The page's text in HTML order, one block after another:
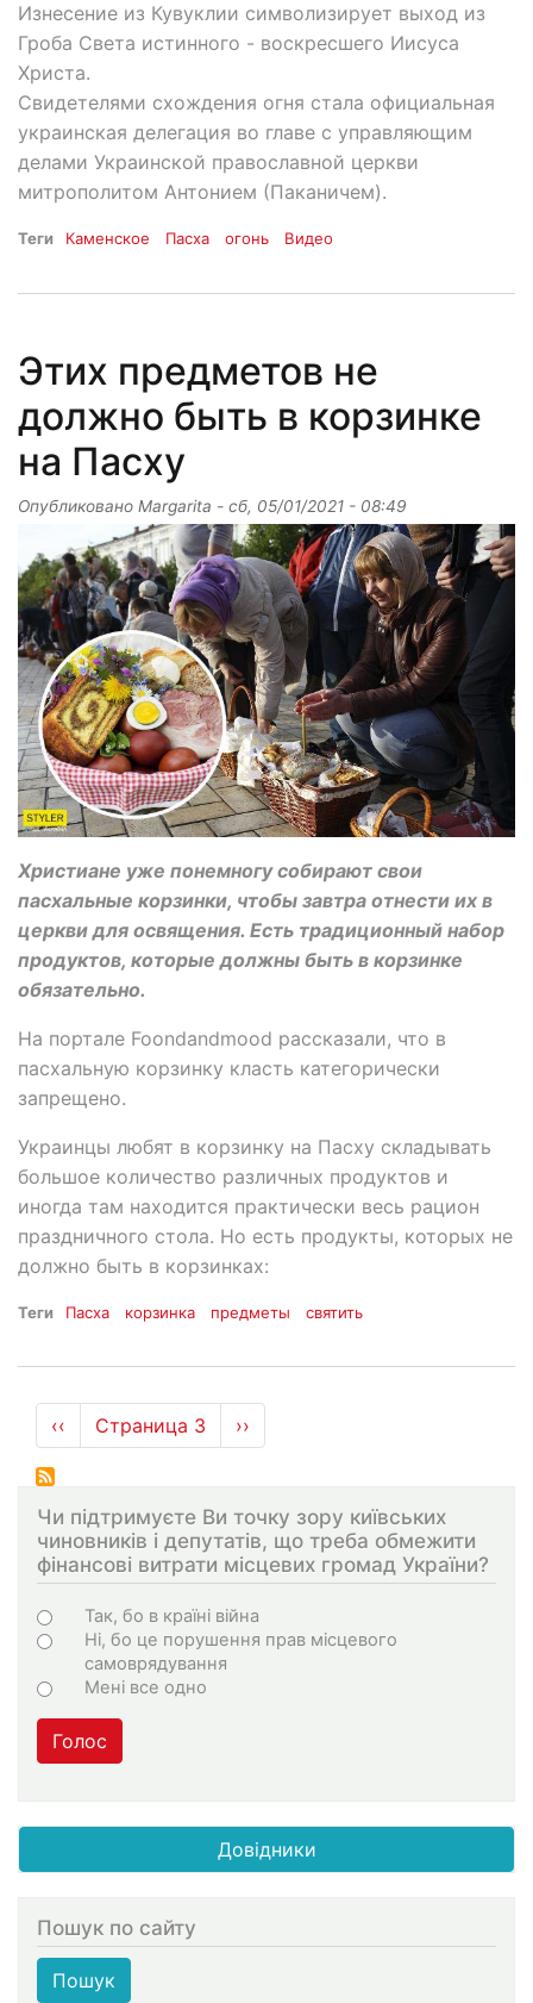
Изнесение из Кувуклии символизирует выход из
Гроба Света истинного - воскресшего Иисуса
Христа.
Свидетелями схождения огня стала официальная
украинская делегация во главе с управляющим
делами Украинской православной церкви
митрополитом Антонием (Паканичем).
Теги Каменское Пасха огонь Видео
Этих предметов не
должно быть в корзинке
на Пасху
Опубликовано Margarita - сб, 05/01/2021 - 08:49
Христиане уже понемногу собирают свои
пасхальные корзинки, чтобы завтра отнести их в
церкви для освящения. Есть традиционный набор
продуктов, которые должны быть в корзинке
обязательно.
На портале Foondandmood рассказали, что в
пасхальную корзинку класть категорически
запрещено.
Украинцы любят в корзинку на Пасху складывать
большое количество различных продуктов и
иногда там находится практически весь рацион
праздничного стола. Но есть продукты, которых не
должно быть в корзинках:
Теги Пасха корзинка предметы святить
Нумерация
страниц
←
‹‹ Страница 3
Следующая
страница
››
Чи підтримуєте Ви точку зору київських
чиновників і депутатів, що треба обмежити
фінансові витрати місцевих громад України?
Choices
Так, бо в країні війна
Ні, бо це порушення прав місцевого
самоврядування
Мені все одно
Голос
Довідники
Пошук по сайту
Пошук